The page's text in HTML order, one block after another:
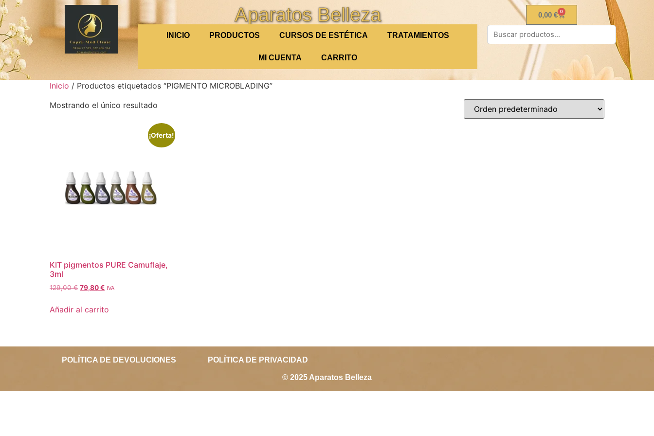
Aparatos Belleza
INICIO PRODUCTOS CURSOS DE ESTÉTICA TRATAMIENTOS
MI CUENTA CARRITO
0,00€ 0
Inicio / Productos etiquetados “PIGMENTO MICROBLADING”
Mostrando el único resultado
¡Oferta!
KIT pigmentos PURE Camuflaje,
3ml
129,00€ 79,80€ IVA
Añadir al carrito
POLÍTICA DE DEVOLUCIONES POLÍTICA DE PRIVACIDAD
© 2025 Aparatos Belleza